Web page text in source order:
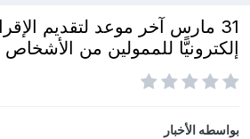
31 مارس آخر موعد لتقديم
إلكترونيًّا للممولين من الأشخاص
بواسطهالأخبار